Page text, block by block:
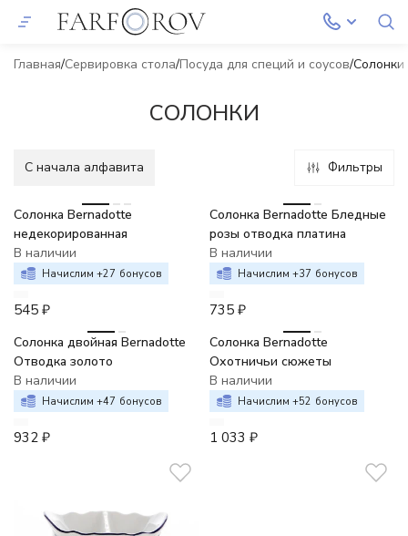
Главная Сервировка стола Посуда для специй и соусов Солонки
СОЛОНКИ
C начала алфавита Фильтры
Солонка Bernadotte
недекорированная
В наличии
Начислим +27 бонусов
545 ₽
Солонка Bernadotte Бледные
розы отводка платина
В наличии
Начислим +37 бонусов
735 ₽
Солонка двойная Bernadotte
Отводка золото
В наличии
Начислим +47 бонусов
932 ₽
Солонка Bernadotte
Охотничьи сюжеты
В наличии
Начислим +52 бонусов
1 033 ₽